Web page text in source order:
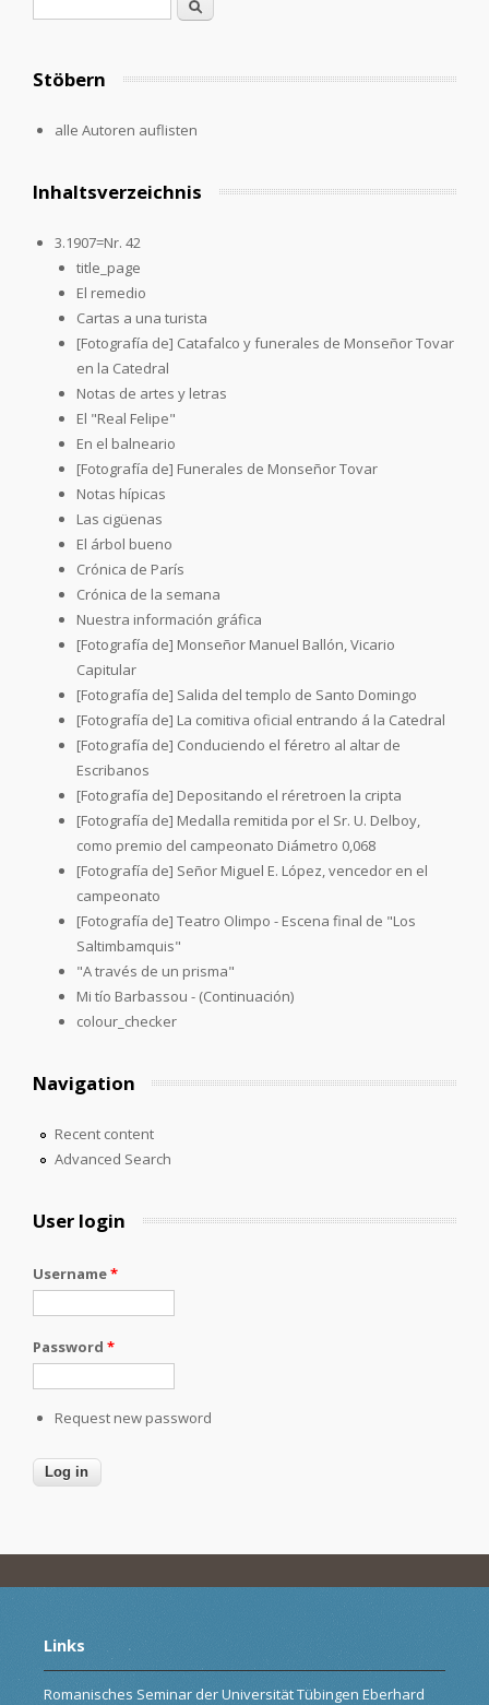
Search
Stöbern
alle Autoren auflisten
Inhaltsverzeichnis
3.1907=Nr. 42
title_page
El remedio
Cartas a una turista
[Fotografía de] Catafalco y funerales de Monseñor Tovar
en la Catedral
Notas de artes y letras
El "Real Felipe"
En el balneario
[Fotografía de] Funerales de Monseñor Tovar
Notas hípicas
Las cigüenas
El árbol bueno
Crónica de París
Crónica de la semana
Nuestra información gráfica
[Fotografía de] Monseñor Manuel Ballón, Vicario
Capitular
[Fotografía de] Salida del templo de Santo Domingo
[Fotografía de] La comitiva oficial entrando á la Catedral
[Fotografía de] Conduciendo el féretro al altar de
Escribanos
[Fotografía de] Depositando el réretroen la cripta
[Fotografía de] Medalla remitida por el Sr. U. Delboy,
como premio del campeonato Diámetro 0,068
[Fotografía de] Señor Miguel E. López, vencedor en el
campeonato
[Fotografía de] Teatro Olimpo - Escena final de "Los
Saltimbamquis"
"A través de un prisma"
Mi tío Barbassou - (Continuación)
colour_checker
Navigation
Recent content
Advanced Search
User login
Username*
Password *
Request new password
Links
Romanisches Seminar der Universität Tübingen Eberhard